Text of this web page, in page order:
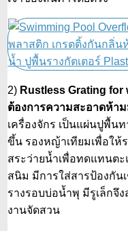
2) Rustless Grating for
ต้องการความสะอาดห้า
เครื่องจักร เป็นแผ่นปูพื้น
ขึ้น รองหญ้าเทียมเพื่อให้
สระว่ายน้ำเพื่อทดแทนต
สนิม มีการใส่สารป้องกัน
รางรอบบ่อน้ำพุ มีรูเล็กจึ
งานจัดสวน